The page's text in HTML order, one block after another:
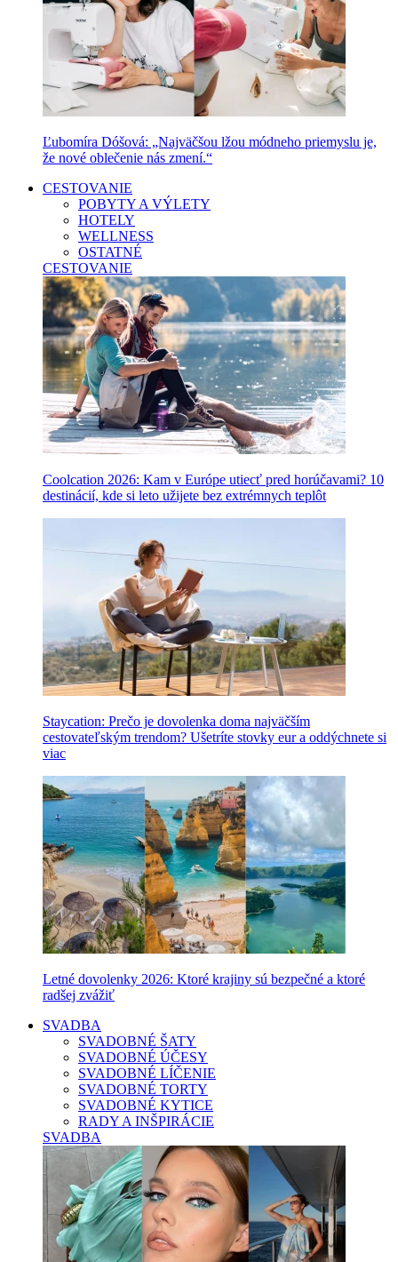
Ľubomíra Dóšová: „Najväčšou lžou módneho priemyslu je,
že nové oblečenie nás zmení.“
CESTOVANIE
POBYTY A VÝLETY
HOTELY
WELLNESS
OSTATNÉ
CESTOVANIE
Coolcation 2026: Kam v Európe utiecť pred horúčavami? 10
destinácií, kde si leto užijete bez extrémnych teplôt
Staycation: Prečo je dovolenka doma najväčším
cestovateľským trendom? Ušetríte stovky eur a oddýchnete si
viac
Letné dovolenky 2026: Ktoré krajiny sú bezpečné a ktoré
radšej zvážiť
SVADBA
SVADOBNÉ ŠATY
SVADOBNÉ ÚČESY
SVADOBNÉ LÍČENIE
SVADOBNÉ TORTY
SVADOBNÉ KYTICE
RADY A INŠPIRÁCIE
SVADBA